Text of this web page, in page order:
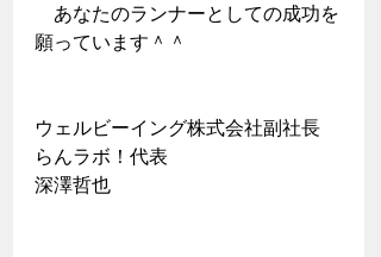
あなたのランナーとしての成功を
願っています＾＾
ウェルビーイング株式会社副社長
らんラボ！代表
深澤哲也